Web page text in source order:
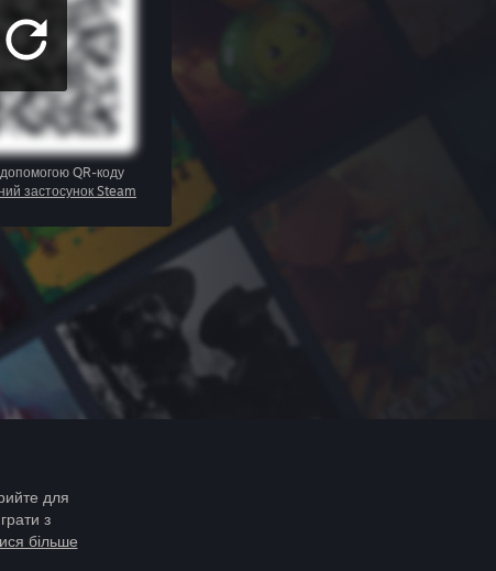
допомогою QR-коду
застосунок Steam
для
з
більше